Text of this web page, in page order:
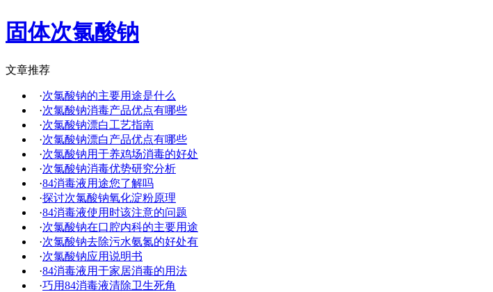
固体次氯酸钠
文章推荐
·次氯酸钠的主要用途是什么
·次氯酸钠消毒产品优点有哪些
·次氯酸钠漂白工艺指南
·次氯酸钠漂白产品优点有哪些
·次氯酸钠用于养鸡场消毒的好处
·次氯酸钠消毒优势研究分析
·84消毒液用途您了解吗
·探讨次氯酸钠氧化淀粉原理
·84消毒液使用时该注意的问题
·次氯酸钠在口腔内科的主要用途
·次氯酸钠去除污水氨氮的好处有
·次氯酸钠应用说明书
·84消毒液用于家居消毒的用法
·巧用84消毒液清除卫生死角